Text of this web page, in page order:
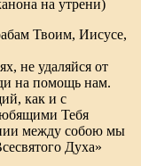
на утрени)
Твоим, Иисусе,
не удаляйся от
на помощь нам.
как и с
Тебя
между собою мы
Духа»